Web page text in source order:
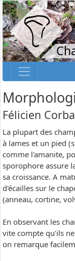
Félicien
La plupart des
à lames et un pied
comme l'amanite,
sporophore assure
sa croissance. A
d'écailles sur le
(anneau, cortine,
En observant les
vite compte qu'ils
on remarque